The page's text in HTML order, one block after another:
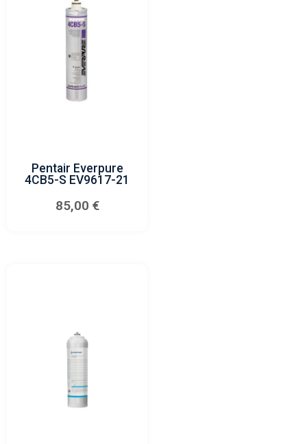
Pentair Everpure
4CB5-S EV9617-21
85,00 €